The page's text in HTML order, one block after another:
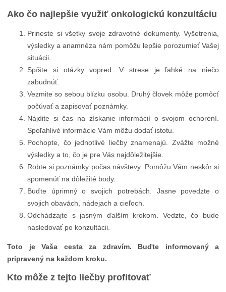
Ako čo najlepšie využiť onkologickú konzultáciu
Prineste si všetky svoje zdravotné dokumenty. Vyšetrenia,
výsledky a anamnéza nám pomôžu lepšie porozumieť Vašej
situácii.
Spíšte si otázky vopred. V strese je ľahké na niečo
zabudnúť.
Vezmite so sebou blízku osobu. Druhý človek môže pomôcť
počúvať a zapisovať poznámky.
Nájdite si čas na získanie informácií o svojom ochorení.
Spoľahlivé informácie Vám môžu dodať istotu.
Pochopte, čo jednotlivé liečby znamenajú. Zvážte možné
výsledky a to, čo je pre Vás najdôležitejšie.
Robte si poznámky počas návštevy. Pomôžu Vám neskôr si
spomenúť na dôležité body.
Buďte úprimný o svojich potrebách. Jasne povedzte o
svojich obavách, nádejach a cieľoch.
Odchádzajte s jasným ďalším krokom. Vedzte, čo bude
nasledovať po konzultácii.
Toto je Vaša cesta za zdravím. Buďte informovaný a
pripravený na každom kroku.
Kto môže z tejto liečby profitovať